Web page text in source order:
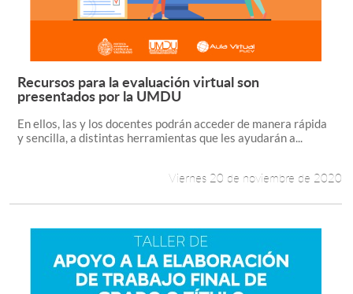
Leer más +
Recursos para la evaluación virtual son
presentados por la UMDU
En ellos, las y los docentes podrán acceder de manera rápida
y sencilla, a distintas herramientas que les ayudarán a...
Viernes 20 de noviembre de 2020